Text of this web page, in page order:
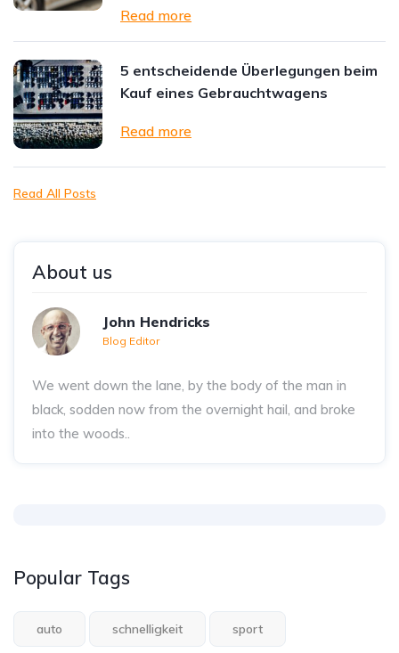
Read more
5 entscheidende Überlegungen beim
Kauf eines Gebrauchtwagens
Read more
Read All Posts
About us
John Hendricks
Blog Editor
We went down the lane, by the body of the man in
black, sodden now from the overnight hail, and broke
into the woods..
Popular Tags
auto schnelligkeit sport